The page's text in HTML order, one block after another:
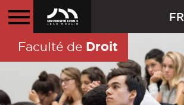
FR
Faculté de Droit